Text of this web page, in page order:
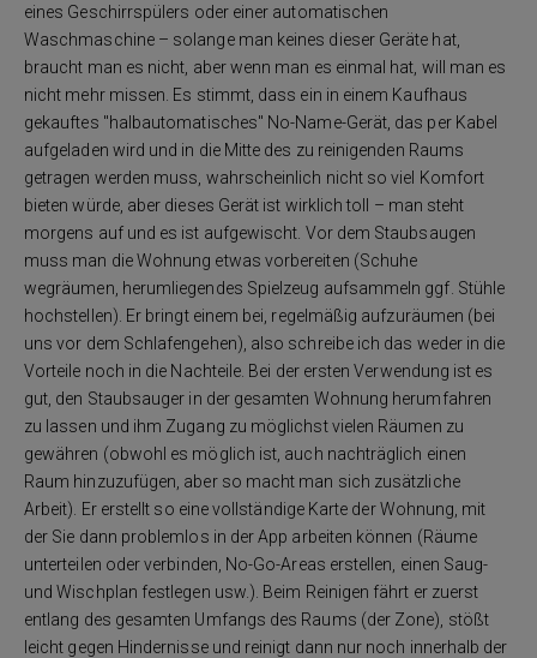
eines Geschirrspülers oder einer automatischen
Waschmaschine – solange man keines dieser Geräte hat,
braucht man es nicht, aber wenn man es einmal hat, will man es
nicht mehr missen. Es stimmt, dass ein in einem Kaufhaus
gekauftes "halbautomatisches" No-Name-Gerät, das per Kabel
aufgeladen wird und in die Mitte des zu reinigenden Raums
getragen werden muss, wahrscheinlich nicht so viel Komfort
bieten würde, aber dieses Gerät ist wirklich toll – man steht
morgens auf und es ist aufgewischt. Vor dem Staubsaugen
muss man die Wohnung etwas vorbereiten (Schuhe
wegräumen, herumliegendes Spielzeug aufsammeln ggf. Stühle
hochstellen). Er bringt einem bei, regelmäßig aufzuräumen (bei
uns vor dem Schlafengehen), also schreibe ich das weder in die
Vorteile noch in die Nachteile. Bei der ersten Verwendung ist es
gut, den Staubsauger in der gesamten Wohnung herumfahren
zu lassen und ihm Zugang zu möglichst vielen Räumen zu
gewähren (obwohl es möglich ist, auch nachträglich einen
Raum hinzuzufügen, aber so macht man sich zusätzliche
Arbeit). Er erstellt so eine vollständige Karte der Wohnung, mit
der Sie dann problemlos in der App arbeiten können (Räume
unterteilen oder verbinden, No-Go-Areas erstellen, einen Saug-
und Wischplan festlegen usw.). Beim Reinigen fährt er zuerst
entlang des gesamten Umfangs des Raums (der Zone), stößt
leicht gegen Hindernisse und reinigt dann nur noch innerhalb der